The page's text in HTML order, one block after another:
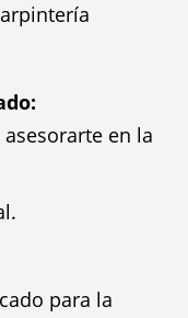
en la
para la